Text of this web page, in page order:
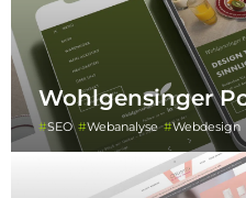
Wohlgensinger
SEO Webanalyse Webdesign